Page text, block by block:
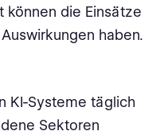
können die Einsätze
haben.
KI-Systeme täglich
Sektoren